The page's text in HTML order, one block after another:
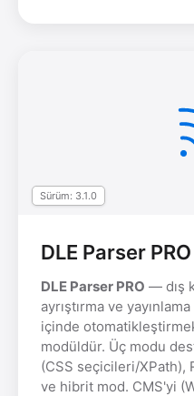
Sürüm: 3.1.0
DLE Parser PRO
DLE Parser PRO — dış
ayrıştırma ve
içinde
modüldür. Üç modu
(CSS seçicileri/XPath),
ve hibrit mod. CMS'yi